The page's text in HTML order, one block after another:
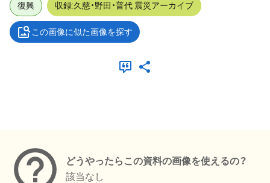
復興 収録:久慈・野田・普代 震災アーカイブ
この画像に似た画像を探す
どうやったらこの資料の画像を使えるの？
該当なし